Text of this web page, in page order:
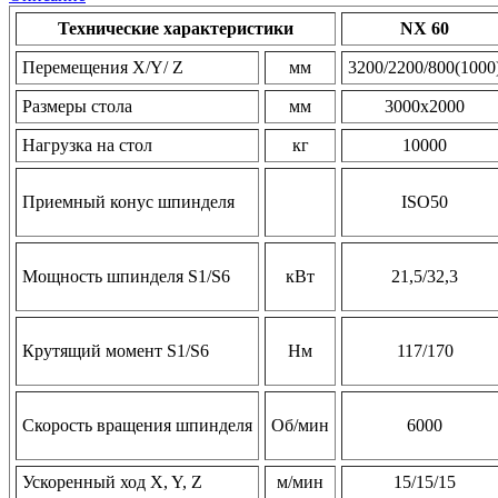
Технические характеристики
NX 60
Перемещения X/Y/ Z мм 3200/2200/
Размеры стола мм 3000х2000
Нагрузка на стол кг 10000
Приемный конус шпинделя ISO50
Мощность шпинделя S1/S6 кВт 21,5/32,3
Крутящий момент S1/S6 Нм 117/170
Скорость вращения шпинделя Об/мин 6000
Ускоренный ход X, Y, Z м/мин 15/15/15